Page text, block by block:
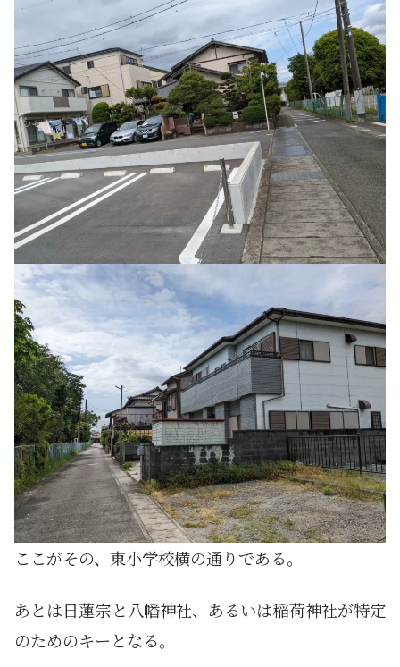
ここがその、東小学校横の通りである。
あとは日蓮宗と八幡神社、あるいは稲荷神社が特定
のためのキーとなる。